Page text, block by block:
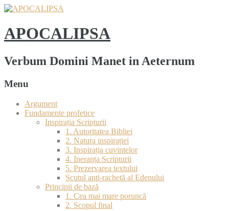
APOCALIPSA
Verbum Domini Manet in Aeternum
Menu
Argument
Fundamente profetice
Inspirația Scripturii
1. Autoritatea Bibliei
2. Natura inspirației
3. Inspirația cuvintelor
4. Ineranța Scripturii
5. Prezervarea textului
Scutul anti-rachetă al Edenului
Principii de bază
1. Cea mai mare poruncă
2. Scopul final